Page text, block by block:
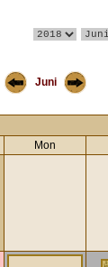
Juni
Mon